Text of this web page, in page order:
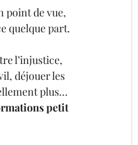
point de vue,
quelque part.
l’injustice,
déjouer les
plus...
petit